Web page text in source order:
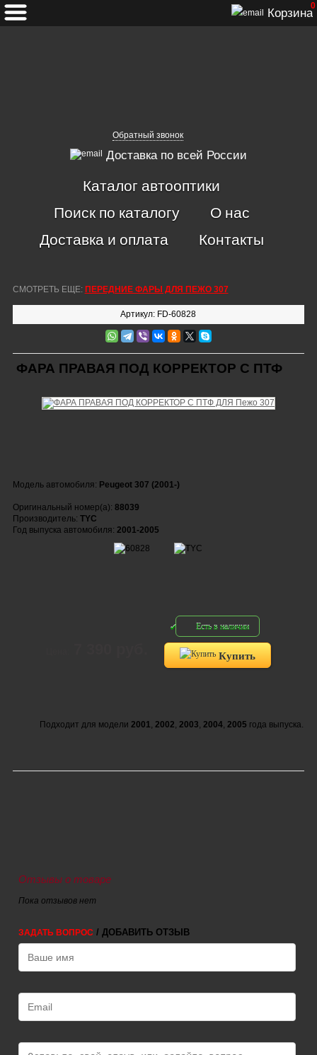
Обратный звонок
Доставка по всей России
Корзина
0
Каталог автооптики
Поиск по каталогу
О нас
Доставка и оплата
Контакты
СМОТРЕТЬ ЕЩЕ: ПЕРЕДНИЕ ФАРЫ ДЛЯ ПЕЖО 307
Артикул: FD-60828
ФАРА ПРАВАЯ ПОД КОРРЕКТОР С ПТФ
Модель автомобиля: Peugeot 307 (2001-)
Оригинальный номер(а): 88039
Производитель: TYC
Год выпуска автомобиля: 2001-2005
Есть в наличии
Купить
Подходит для модели 2001, 2002, 2003, 2004, 2005 года выпуска.
Отзывы о товаре
Пока отзывов нет
ЗАДАТЬ ВОПРОС / ДОБАВИТЬ ОТЗЫВ